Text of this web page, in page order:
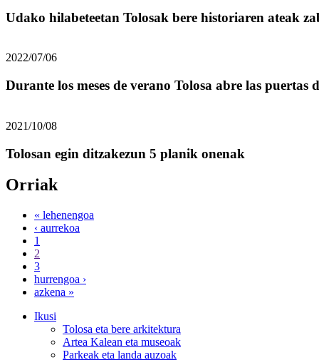
Udako hilabeteetan Tolosak bere historiaren ateak
2022/07/06
Durante los meses de verano Tolosa abre las puertas
2021/10/08
Tolosan egin ditzakezun 5 planik onenak
Orriak
« lehenengoa
‹ aurrekoa
1
2
3
hurrengoa ›
azkena »
Ikusi
Tolosa eta bere arkitektura
Artea Kalean eta museoak
Parkeak eta landa auzoak